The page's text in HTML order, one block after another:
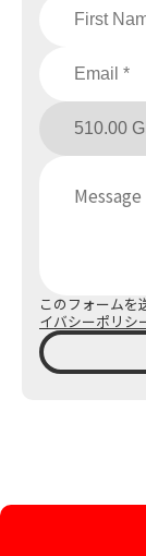
このフォームを
イバシーポリシ